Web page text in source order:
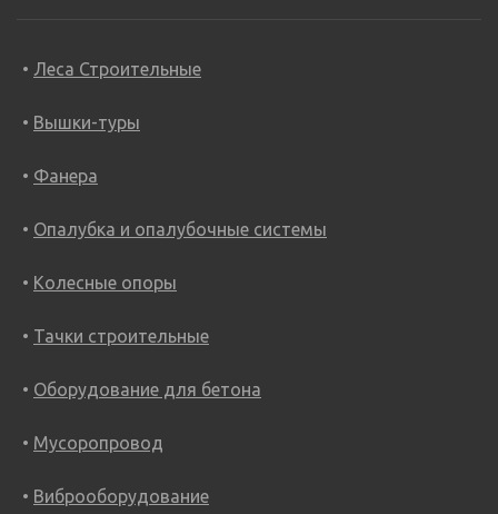
Леса Строительные
Вышки-туры
Фанера
Опалубка и опалубочные системы
Колесные опоры
Тачки строительные
Оборудование для бетона
Мусоропровод
Виброоборудование